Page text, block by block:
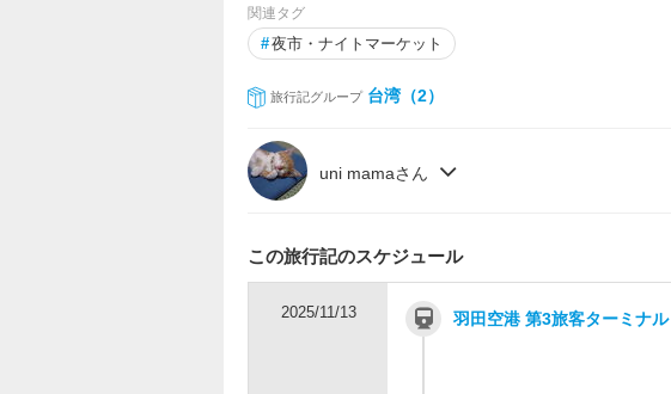
関連タグ
#夜市・ナイトマーケット
旅行記グループ 台湾（2）
uni mamaさん
この旅行記のスケジュール
2025/11/13 羽田空港 第3旅客ターミナル